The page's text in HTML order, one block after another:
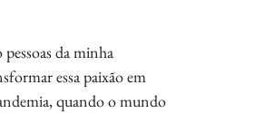
da minha
essa paixão em
quando o mundo